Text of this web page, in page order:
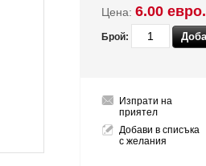
Цена: 6.00 евро.
Брой:
Изпрати на
приятел
Добави в списъка
с желания